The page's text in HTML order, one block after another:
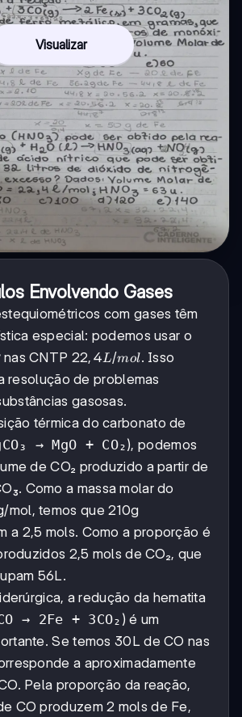
Visualizar
Envolvendo Gases
com gases têm
especial: podemos usar o
nas CNTP 22,4L/mol
22, 4L/mol. Isso
resolução de problemas
gasosas.
térmica do carbonato de
→ MgO + CO₂), podemos
de CO₂ produzido a partir de
Como a massa molar do
mol, temos que 210g
a 2,5 mols. Como a proporção é
2,5 mols de CO₂, que
56L.
a redução da hematita
→ 2Fe + 3CO₂) é um
Se temos 30L de CO nas
a aproximadamente
Pela proporção da reação,
CO produzem 2 mols de Fe,